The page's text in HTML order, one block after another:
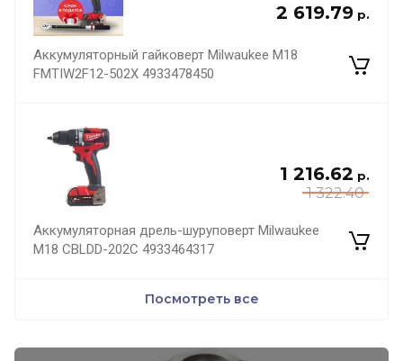
2 619.79 р.
Аккумуляторный гайковерт Milwaukee M18
FMTIW2F12-502X 4933478450
1 322.40
1 216.62 р.
Аккумуляторная дрель-шуруповерт Milwaukee
M18 CBLDD-202C 4933464317
Посмотреть все